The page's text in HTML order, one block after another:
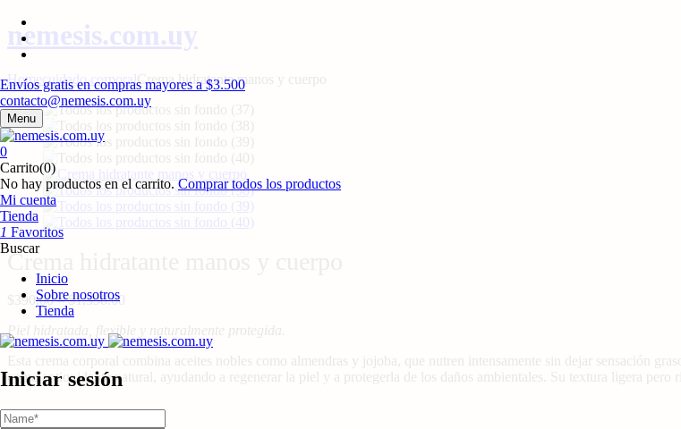
nemesis.com.uy
Envíos gratis en compras mayores a $3.500
contacto@nemesis.com.uy
Menu
0
Carrito(0)
No hay productos en el carrito. Comprar todos los productos
Mi cuenta
Tienda
1 Favoritos
Buscar
Inicio
Sobre nosotros
Tienda
Iniciar sesión
Homecuidado corporalCrema hidratante manos y cuerpo
Crema hidratante manos y cuerpo
$ 390.00 – $1,390.00
$390.00
through
$1,390.00
Piel hidratada, flexible y naturalmente protegida.
Esta crema corporal combina aceites nobles como almendras y jojoba, que nutren intensamente sin dejar sensación
como antioxidante natural, ayudando a regenerar la piel y a protegerla de los daños ambientales. Su textura ligera pero